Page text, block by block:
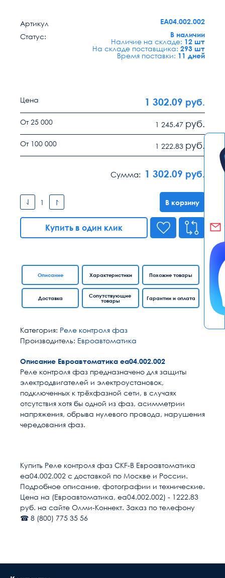
Артикул
EA04.002.002
Статус:
В наличии
Наличие на складе: 12 шт
На складе поставщика: 293 шт
Время поставки: 11 дней
Цена 1 302.09 руб.
От 25 000 1 245.47 руб.
От 100 000 1 222.83 руб.
Сумма: 1 302.09 руб.
В корзину
Купить в один клик
Описание Характеристики
Доставка
Похожие товары
Сопутствующие
товары
Гарантии и оплата
Категория: Реле контроля фаз
Производитель: Евроавтоматика
Описание Евроавтоматика ea04.002.002
Реле контроля фаз предназначено для защиты
электродвигателей и электроустановок,
подключенных к трёхфазной сети, в случаях
отсутствия хотя бы одной из фаз, асимметрии
напряжения, обрыва нулевого провода, нарушения
чередования фаз.
Напряжение, В 220
Способ монтажа DIN-рейка
Количество НО контактов 1
Условия доставки
Доставка осуществляется в течении 2-4
рабочих дней после поступления оплаты на
наш расчётный счёт
Купить Реле контроля фаз CKF-B Евроавтоматика
ea04.002.002 с доставкой по Москве и России.
Подробное описание, фотографии и технические.
Цена на (Евроавтоматика, ea04.002.002) - 1222.83
руб. на сайте Олми-Коннект. Заказ по телефону
☎ 8 (800) 775 35 56